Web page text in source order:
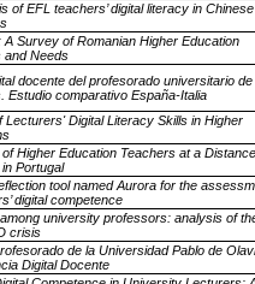
of EFL teachers’ digital literacy in
Survey of Romanian Higher Education
and Needs
docente del profesorado universitario de
Estudio comparativo España-Italia
Lecturers' Digital Literacy Skills in Higher
Higher Education Teachers at a Distance
Portugal
tool named Aurora for the
digital competence
university professors: analysis of
crisis
de la Universidad Pablo de
Digital Docente